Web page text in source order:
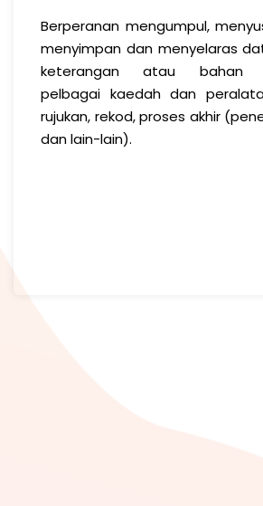
Berperanan mengumpul,
menyimpan dan menyelaras
keterangan atau bahan
pelbagai kaedah dan
rujukan, rekod, proses akhir
dan lain-lain).